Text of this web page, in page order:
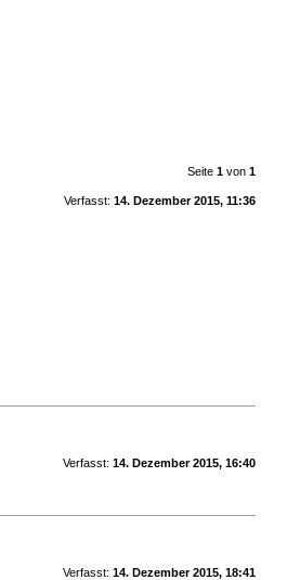
Seite 1von 1
Verfasst: 14. Dezember 2015, 11:36
Verfasst: 14. Dezember 2015, 16:40
Verfasst: 14. Dezember 2015, 18:41